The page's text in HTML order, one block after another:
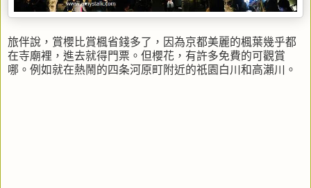
旅伴說，賞櫻比賞楓省錢多了，因為京都美麗的楓葉幾乎都
在寺廟裡，進去就得門票。但櫻花，有許多免費的可觀賞
哪。例如就在熱鬧的四条河原町附近的祇園白川和高瀨川。